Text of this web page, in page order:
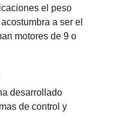
el peso
a ser el
motores de 9 o
desarrollado
de control y